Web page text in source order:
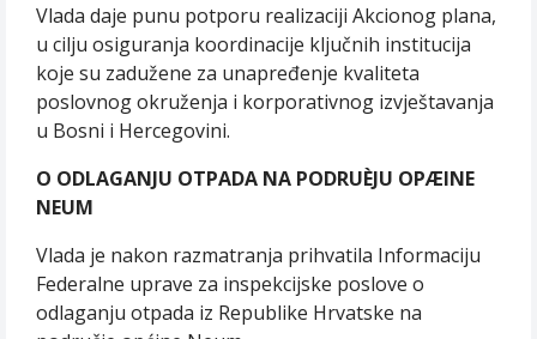
Vlada daje punu potporu realizaciji Akcionog plana,
u cilju osiguranja koordinacije ključnih institucija
koje su zadužene za unapređenje kvaliteta
poslovnog okruženja i korporativnog izvještavanja
u Bosni i Hercegovini.
O ODLAGANJU OTPADA NA PODRUÈJU OPÆINE
NEUM
Vlada je nakon razmatranja prihvatila Informaciju
Federalne uprave za inspekcijske poslove o
odlaganju otpada iz Republike Hrvatske na